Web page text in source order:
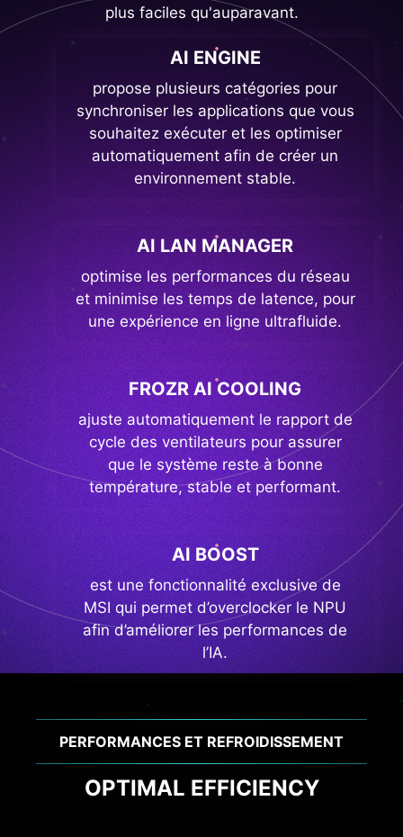
plus faciles qu'auparavant.
AI ENGINE
propose plusieurs catégories pour
synchroniser les applications que vous
souhaitez exécuter et les optimiser
automatiquement afin de créer un
environnement stable.
AI LAN MANAGER
optimise les performances du réseau
et minimise les temps de latence, pour
une expérience en ligne ultrafluide.
FROZR AI COOLING
ajuste automatiquement le rapport de
cycle des ventilateurs pour assurer
que le système reste à bonne
température, stable et performant.
AI BOOST
est une fonctionnalité exclusive de
MSI qui permet d’overclocker le NPU
afin d’améliorer les performances de
l’IA.
CONNECTIQUE ET CONNEXION
TRANSFERTS ULTRARAPIDES